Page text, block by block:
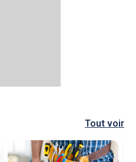
Tout voir